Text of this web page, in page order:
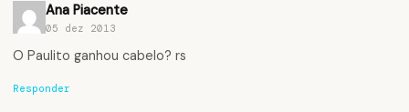
Ana Piacente
05 dez 2013
O Paulito ganhou cabelo? rs
Responder